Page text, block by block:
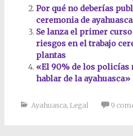
Por qué no deberías
ceremonia de ayahuasca
Se lanza el primer
riesgos en el trabajo
plantas
«El 90% de los policías
hablar de la ayahuasca»
Ayahuasca, Legal 9